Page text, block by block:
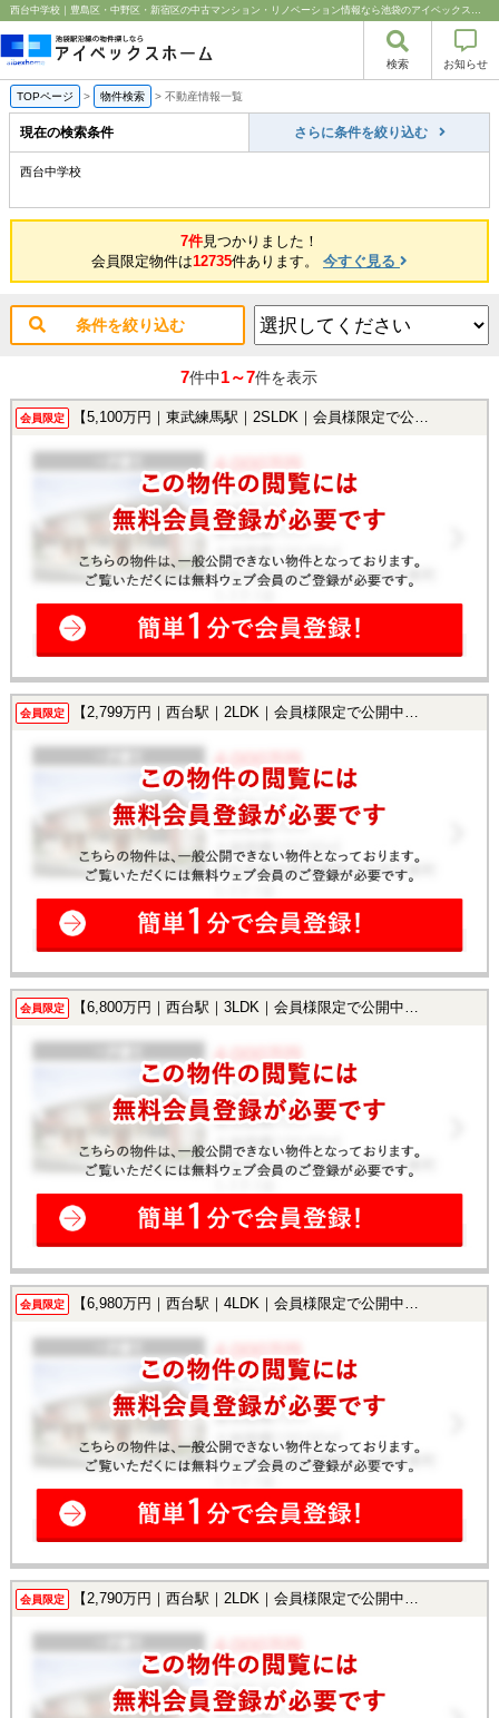
西台中学校｜豊島区・中野区・新宿区の中古マンション・リノベーション情報なら池袋のアイベックスホーム！
検索 お知らせ
TOPページ > 物件検索 > 不動産情報一覧
現在の検索条件 さらに条件を絞り込む
西台中学校
7件見つかりました！
会員限定物件は12735件あります。 今すぐ見る
条件を絞り込む
7件中1～7件を表示
会員限定 【5,100万円｜東武練馬駅｜2SLDK｜会員様限定で公開中！】
会員限定 【2,799万円｜西台駅｜2LDK｜会員様限定で公開中！】
会員限定 【6,800万円｜西台駅｜3LDK｜会員様限定で公開中！】
会員限定 【6,980万円｜西台駅｜4LDK｜会員様限定で公開中！】
会員限定 【2,790万円｜西台駅｜2LDK｜会員様限定で公開中！】